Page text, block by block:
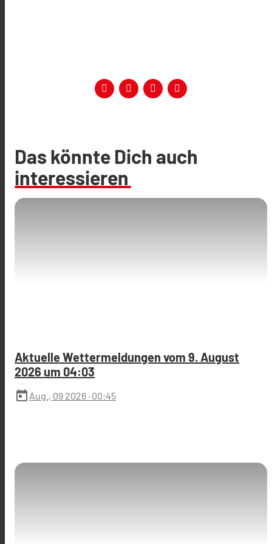
Das könnte Dich auch
interessieren
Aktuelle Wettermeldungen vom 9. August
2026 um 04:03
today Aug., 09 2026 · 00:45